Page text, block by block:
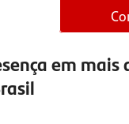
em